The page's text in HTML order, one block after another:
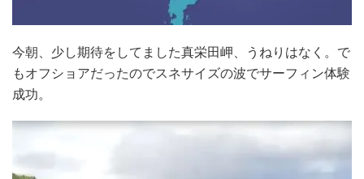
今朝、少し期待をしてました真栄田岬、うねりはなく。で
もオフショアだったのでスネサイズの波でサーフィン体験
成功。